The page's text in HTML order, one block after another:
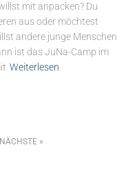
mit anpacken? Du
aus oder möchtest
andere junge Menschen
ist das JuNa-Camp im
Weiterlesen
NÄCHSTE